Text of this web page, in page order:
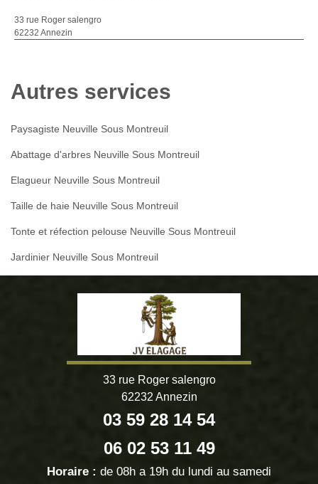
33 rue Roger salengro
62232 Annezin
Autres services
Paysagiste Neuville Sous Montreuil
Abattage d'arbres Neuville Sous Montreuil
Elagueur Neuville Sous Montreuil
Taille de haie Neuville Sous Montreuil
Tonte et réfection pelouse Neuville Sous Montreuil
Jardinier Neuville Sous Montreuil
33 rue Roger salengro
62232 Annezin
03 59 28 14 54
06 02 53 11 49
Horaire : de 08h a 19h du lundi au samedi